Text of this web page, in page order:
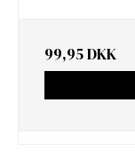
99,95 DKK